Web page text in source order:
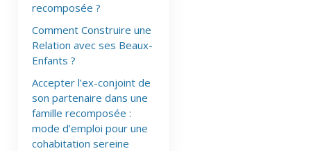
recomposée ?
Comment Construire une
Relation avec ses Beaux-
Enfants ?
Accepter l’ex-conjoint de
son partenaire dans une
famille recomposée :
mode d’emploi pour une
cohabitation sereine